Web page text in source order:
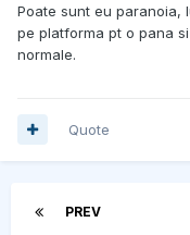
Poate sunt eu paranoia,
pe platforma pt o pana
normale.
Quote
PREV